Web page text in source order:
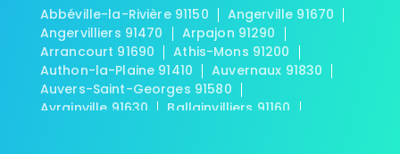
Abbéville-la-Rivière 91150
Angerville 91670
Angervilliers 91470
Arpajon 91290
Arrancourt 91690
Athis-Mons 91200
Authon-la-Plaine 91410
Auvernaux 91830
Auvers-Saint-Georges 91580
Avrainville 91630
Ballainvilliers 91160